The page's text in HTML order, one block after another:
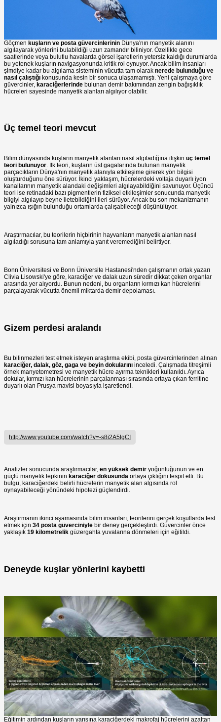
Göçmen kuşların ve posta güvercinlerinin Dünya'nın manyetik alanını
algılayarak yönlerini bulabildiği uzun zamandır biliniyor. Özellikle gece
saatlerinde veya bulutlu havalarda görsel işaretlerin yetersiz kaldığı durumlarda
bu yetenek kuşların navigasyonunda kritik rol oynuyor. Ancak bilim insanları
şimdiye kadar bu algılama sisteminin vücutta tam olarak nerede bulunduğu ve
nasıl çalıştığı konusunda kesin bir sonuca ulaşamamıştı. Yeni çalışmaya göre
güvercinler, karaciğerlerinde bulunan demir bakımından zengin bağışıklık
hücreleri sayesinde manyetik alanları algılıyor olabilir.
Üç temel teori mevcut
Bilim dünyasında kuşların manyetik alanları nasıl algıladığına ilişkin üç temel
teori bulunuyor. İlk teori, kuşların üst gagalarında bulunan manyetik
parçacıkların Dünya'nın manyetik alanıyla etkileşime girerek yön bilgisi
oluşturduğunu öne sürüyor. İkinci yaklaşım, hücrelerdeki voltaja duyarlı iyon
kanallarının manyetik alandaki değişimleri algılayabildiğini savunuyor. Üçüncü
teori ise retinadaki bazı pigmentlerin fiziksel etkileşimler sonucunda manyetik
bilgiyi algılayıp beyne iletebildiğini ileri sürüyor. Ancak bu son mekanizmanın
yalnızca ışığın bulunduğu ortamlarda çalışabileceği düşünülüyor.
Araştırmacılar, bu teorilerin hiçbirinin hayvanların manyetik alanları nasıl
algıladığı sorusuna tam anlamıyla yanıt veremediğini belirtiyor.
Bonn Üniversitesi ve Bonn Üniversite Hastanesi'nden çalışmanın ortak yazarı
Clivia Lisowski'ye göre, karaciğer ve dalak uzun süredir dikkat çeken organlar
arasında yer alıyordu. Bunun nedeni, bu organların kırmızı kan hücrelerini
parçalayarak vücutta önemli miktarda demir depolaması.
Gizem perdesi aralandı
Bu bilinmezleri test etmek isteyen araştırma ekibi, posta güvercinlerinden alınan
karaciğer, dalak, göz, gaga ve beyin dokularını inceledi. Çalışmada titreşimli
örnek manyetometresi ve manyetik hücre ayırma teknikleri kullanıldı. Ayrıca
dokular, kırmızı kan hücrelerinin parçalanması sırasında ortaya çıkan ferritine
duyarlı olan Prusya mavisi boyasıyla işaretlendi.
http://www.youtube.com/watch?v=-s8i2A5lgCI
Analizler sonucunda araştırmacılar, en yüksek demir yoğunluğunun ve en
güçlü manyetik tepkinin karaciğer dokusunda ortaya çıktığını tespit etti. Bu
bulgu, karaciğerdeki belirli hücrelerin manyetik alan algısında rol
oynayabileceği yönündeki hipotezi güçlendirdi.
Araştırmanın ikinci aşamasında bilim insanları, teorilerini gerçek koşullarda test
etmek için 34 posta güverciniyle bir deney gerçekleştirdi. Güvercinler önce
yaklaşık 19 kilometrelik güzergahta yuvalarına dönmeleri için eğitildi.
Deneyde kuşlar yönlerini kaybetti
Eğitimin ardından kuşların yarısına karaciğerdeki makrofaj hücrelerini azaltan